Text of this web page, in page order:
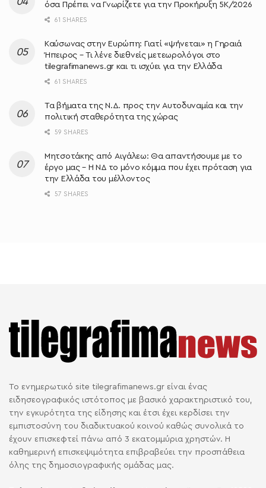
όσα Πρέπει να Γνωρίζετε για την Προκήρυξη 5Κ/2026
61 SHARES
Καύσωνας στην Ευρώπη: Γιατί «ψήνεται» η Γηραιά
Ήπειρος – Τι λένε διεθνείς μετεωρολόγοι στο
tilegrafimanews.gr και τι ισχύει για την Ελλάδα
61 SHARES
Τα βήματα της Ν.Δ. προς την Αυτοδυναμία και την
πολιτική σταθερότητα της χώρας
59 SHARES
Μητσοτάκης από Αιγάλεω: Θα απαντήσουμε με το
έργο μας – Η ΝΔ το μόνο κόμμα που έχει πρόταση για
την Ελλάδα του μέλλοντος
57 SHARES
Το ενημερωτικό site tilegrafimanews.gr είναι ένας
ειδησεογραφικός ιστότοπος με βασικό χαρακτηριστικό του,
την εγκυρότητα της είδησης και έτσι έχει κερδίσει την
εμπιστοσύνη του διαδικτυακού κοινού καθώς συνολικά το
έχουν επισκεφτεί πάνω από 3 εκατομμύρια χρηστών. Η
καθημερινή επισκεψιμότητα επιβραβεύει την προσπάθεια
όλης της δημοσιογραφικής ομάδας μας.